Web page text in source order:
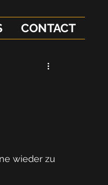
CONTACT
wieder zu